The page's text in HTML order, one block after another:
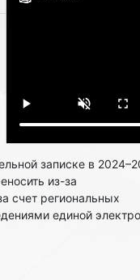
записке в
из-за
счет региональных
единой